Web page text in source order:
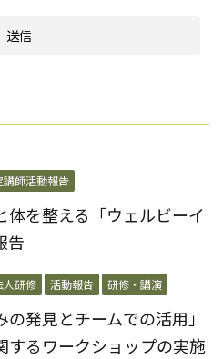
講師活動報告
体を整える「ウェルビーイ
告
人研修 活動報告 研修・講演
発見とチームでの活用」
するワークショップの実施